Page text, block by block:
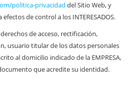
politica-privacidad del Sitio Web, y
de control a los INTERESADOS.
de acceso, rectificación,
usuario titular de los datos personales
al domicilio indicado de la EMPRESA,
que acredite su identidad.